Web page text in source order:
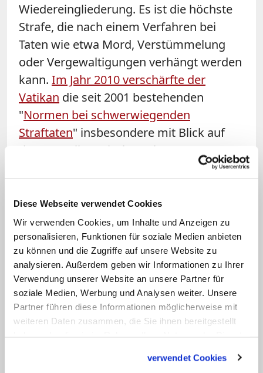
Diese Webseite verwendet Cookies
Wir verwenden Cookies, um Inhalte und Anzeigen zu
personalisieren, Funktionen für soziale Medien anbieten
zu können und die Zugriffe auf unsere Website zu
analysieren. Außerdem geben wir Informationen zu Ihrer
Verwendung unserer Website an unsere Partner für
soziale Medien, Werbung und Analysen weiter. Unsere
Partner führen diese Informationen möglicherweise mit
weiteren Daten zusammen, die Sie ihnen bereitgestellt
verwendet Cookies
Wiedereingliederung. Es ist die höchste
Strafe, die nach einem Verfahren bei
Taten wie etwa Mord, Verstümmelung
oder Vergewaltigungen verhängt werden
kann. Im Jahr 2010 verschärfte der
Vatikan die seit 2001 bestehenden
"Normen bei schwerwiegenden
Straftaten" insbesondere mit Blick auf
den sexuellen Missbrauch von
Minderjährigen und den Besitz von
seitdem die Glaubenskongregation
zuständig. Bei besonders
schwerwiegenden Fällen kann der Papst
auch ohne kirchenrechtliches Verfahren
laisieren. Auch schwere Straftaten gegen
die Heiligkeit der Sakramente, etwa das
Aufzeichnen einer Beichte oder das
Wegwerfen der Eucharistie, und der
der Entlassung aus dem Klerikerstand